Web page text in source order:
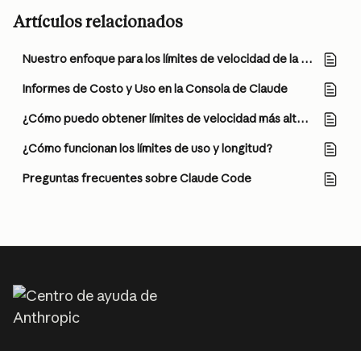
Artículos relacionados
Nuestro enfoque para los límites de velocidad de la API de Claude
Informes de Costo y Uso en la Consola de Claude
¿Cómo puedo obtener límites de velocidad más altos en la API de Claude?
¿Cómo funcionan los límites de uso y longitud?
Preguntas frecuentes sobre Claude Code